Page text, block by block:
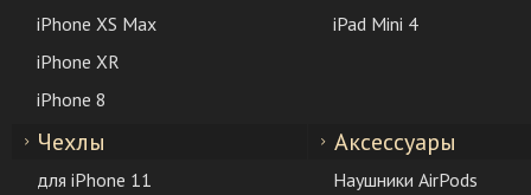
iPhone XS Max
iPhone XR
iPhone 8
iPad Mini 4
Чехлы
для iPhone 11
Аксессуары
Наушники AirPods